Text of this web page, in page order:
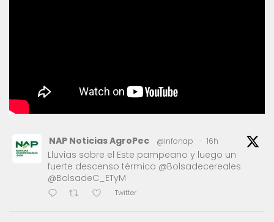
NAP Noticias AgroPec @infonap · 16h
Lluvias sobre el Este pampeano y luego un
fuerte descenso térmico @Bolsadecereales
@BolsadeC_ETyM
Twitter